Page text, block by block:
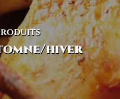
hiver